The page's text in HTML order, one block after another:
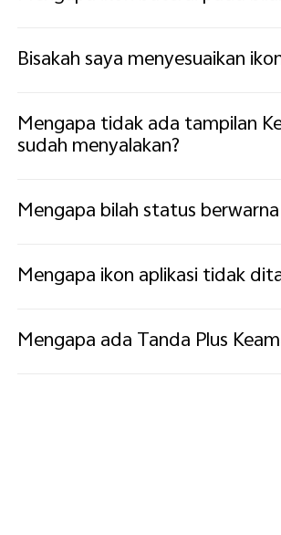
Bisakah saya menyesuaikan
Mengapa tidak ada tampilan
sudah menyalakan?
Mengapa bilah status
Mengapa ikon aplikasi tidak
Mengapa ada Tanda Plus